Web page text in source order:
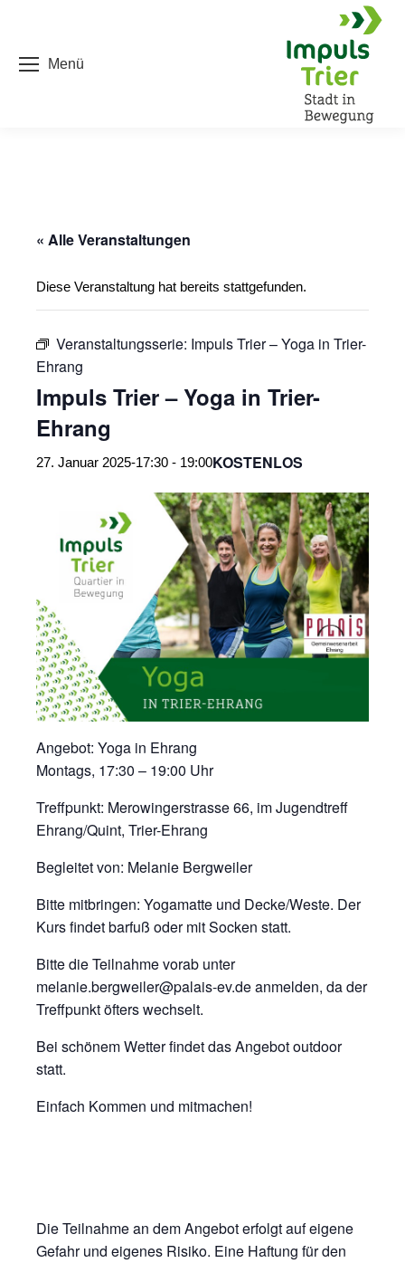
Menü
« Alle Veranstaltungen
Diese Veranstaltung hat bereits stattgefunden.
Veranstaltungsserie: Impuls Trier – Yoga in Trier-
Ehrang
Impuls Trier – Yoga in Trier-
Ehrang
27. Januar 2025-17:30 - 19:00KOSTENLOS
Angebot: Yoga in Ehrang
Montags, 17:30 – 19:00 Uhr
Treffpunkt: Merowingerstrasse 66, im Jugendtreff
Ehrang/Quint, Trier-Ehrang
Begleitet von: Melanie Bergweiler
Bitte mitbringen: Yogamatte und Decke/Weste. Der
Kurs findet barfuß oder mit Socken statt.
Bitte die Teilnahme vorab unter
melanie.bergweiler@palais-ev.de anmelden, da der
Treffpunkt öfters wechselt.
Bei schönem Wetter findet das Angebot outdoor
statt.
Einfach Kommen und mitmachen!
Die Teilnahme an dem Angebot erfolgt auf eigene
Gefahr und eigenes Risiko. Eine Haftung für den